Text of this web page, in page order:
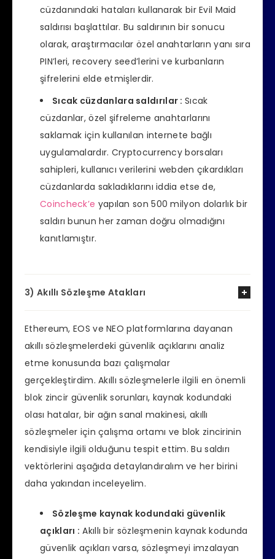
cüzdanındaki hataları kullanarak bir Evil Maid
saldırısı başlattılar. Bu saldırının bir sonucu
olarak, araştırmacılar özel anahtarların yanı sıra
PIN’leri, recovery seed’lerini ve kurbanların
şifrelerini elde etmişlerdir.
Sıcak cüzdanlara saldırılar : Sıcak
cüzdanlar, özel şifreleme anahtarlarını
saklamak için kullanılan internete bağlı
uygulamalardır. Cryptocurrency borsaları
sahipleri, kullanıcı verilerini webden çıkardıkları
cüzdanlarda sakladıklarını iddia etse de,
Coincheck’e yapılan son 500 milyon dolarlık bir
saldırı bunun her zaman doğru olmadığını
kanıtlamıştır.
3) Akıllı Sözleşme Atakları
Ethereum, EOS ve NEO platformlarına dayanan
akıllı sözleşmelerdeki güvenlik açıklarını analiz
etme konusunda bazı çalışmalar
gerçekleştirdim. Akıllı sözleşmelerle ilgili en önemli
blok zincir güvenlik sorunları, kaynak kodundaki
olası hatalar, bir ağın sanal makinesi, akıllı
sözleşmeler için çalışma ortamı ve blok zincirinin
kendisiyle ilgili olduğunu tespit ettim. Bu saldırı
vektörlerini aşağıda detaylandıralım ve her birini
daha yakından inceleyelim.
Sözleşme kaynak kodundaki güvenlik
açıkları : Akıllı bir sözleşmenin kaynak kodunda
güvenlik açıkları varsa, sözleşmeyi imzalayan